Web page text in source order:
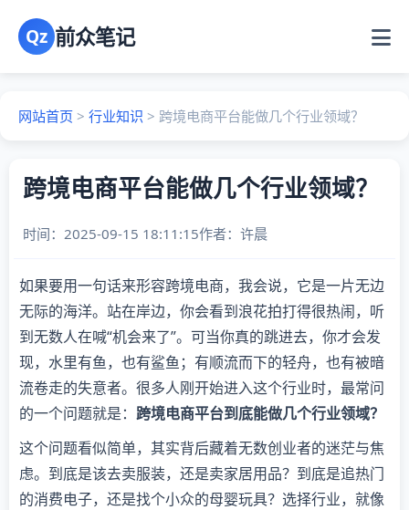
Qz 前众笔记
网站首页 > 行业知识 > 跨境电商平台能做几个行业领域？
跨境电商平台能做几个行业领域？
时间：2025-09-15 18:11:15作者： 许晨
如果要用一句话来形容跨境电商，我会说，它是一片无边
无际的海洋。站在岸边，你会看到浪花拍打得很热闹，听
到无数人在喊“机会来了”。可当你真的跳进去，你才会发
现，水里有鱼，也有鲨鱼；有顺流而下的轻舟，也有被暗
流卷走的失意者。很多人刚开始进入这个行业时，最常问
的一个问题就是： 跨境电商平台到底能做几个行业领域？
这个问题看似简单，其实背后藏着无数创业者的迷茫与焦
虑。到底是该去卖服装，还是卖家居用品？到底是追热门
的消费电子，还是找个小众的母婴玩具？选择行业，就像